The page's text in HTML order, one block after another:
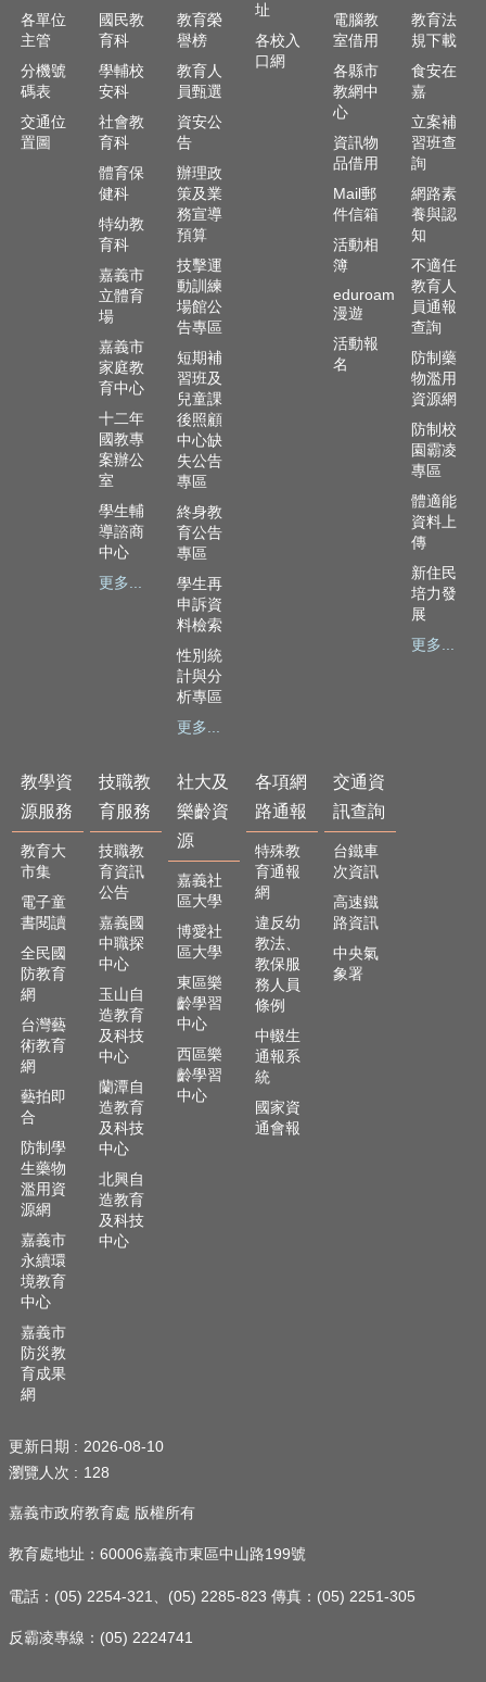
技
職
教
育
服
務
義
市
政
府
網
站
導
覽
閱
RSS
站
內
搜
尋
隱
私
權
政
策
網
站
安
策
各單位
主管
分機號
碼表
交通位
置圖
國民教
育科
學輔校
安科
社會教
育科
體育保
健科
特幼教
育科
嘉義市
立體育
場
嘉義市
家庭教
育中心
十二年
國教專
案辦公
室
學生輔
導諮商
中心
更多...
教育榮
譽榜
教育人
員甄選
資安公
告
辦理政
策及業
務宣導
預算
技擊運
動訓練
場館公
告專區
短期補
習班及
兒童課
後照顧
中心缺
失公告
專區
終身教
育公告
專區
學生再
申訴資
料檢索
性別統
計與分
析專區
更多...
址
各校入
口網
電腦教
室借用
各縣市
教網中
心
資訊物
品借用
Mail郵
件信箱
活動相
簿
eduroam
漫遊
活動報
名
教育法
規下載
食安在
嘉
立案補
習班查
詢
網路素
養與認
知
不適任
教育人
員通報
查詢
防制藥
物濫用
資源網
防制校
園霸凌
專區
體適能
資料上
傳
新住民
培力發
展
更多...
教學資
源服務
教育大
市集
電子童
書閱讀
全民國
防教育
網
台灣藝
術教育
網
藝拍即
合
防制學
生藥物
濫用資
源網
嘉義市
永續環
境教育
中心
嘉義市
防災教
育成果
網
技職教
育服務
技職教
育資訊
公告
嘉義國
中職探
中心
玉山自
造教育
及科技
中心
蘭潭自
造教育
及科技
中心
北興自
造教育
及科技
中心
社大及
樂齡資
源
嘉義社
區大學
博愛社
區大學
東區樂
齡學習
中心
西區樂
齡學習
中心
各項網
路通報
特殊教
育通報
網
違反幼
教法、
教保服
務人員
條例
中輟生
通報系
統
國家資
通會報
交通資
訊查詢
台鐵車
次資訊
高速鐵
路資訊
中央氣
象署
更新日期
2026-08-10
瀏覽人次
128
嘉義市政府教育處 版權所有
教育處地址：60006嘉義市東區中山路199號
電話：(05) 2254-321、(05) 2285-823 傳真：(05) 2251-305
反霸凌專線：(05) 2224741